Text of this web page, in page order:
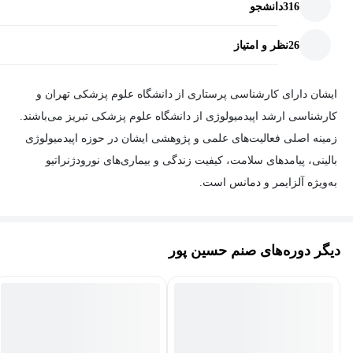
جداول و نمودارهای استاندارد را برای مقالات علمی، گزارش‌ها و
این دوره، مناسب تمامی پژوهشگران، دانشجویان در تمامی مقاطع و
افرادی که با داده‌ها سر و کار دارند می‌باشد. اگر شما به دنبال یک
316دانشجو
26نظر و امتیاز
ایشان دارای کارشناسی پرستاری از دانشگاه علوم پزشکی تهران و
کارشناسی ارشد اپیدمیولوژی از دانشگاه علوم پزشکی تبریز می‌باشند.
زمینه اصلی فعالیت‌های علمی و پژوهشی ایشان در حوزه اپیدمیولوژی
بالینی، پیامدهای سلامت، کیفیت زندگی و بیماری‌های نورودژنراتیو
به‌ویژه آلزایمر و دمانس است.
مطالعات تحلیل داده‌های پزشکی و سلامت، تفسیر نتایج آماری، محاسبه
دیگر دوره‌های صنم حسین پور